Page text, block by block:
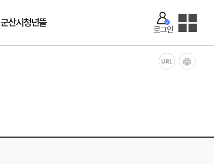
군산시청년뜰
로그인